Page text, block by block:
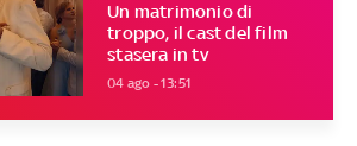
Un matrimonio di
troppo, il cast del film
stasera in tv
04 ago - 13:51